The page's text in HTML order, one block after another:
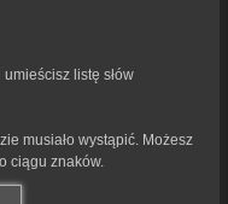
listę słów
musiało wystąpić. Możesz
ciągu znaków.